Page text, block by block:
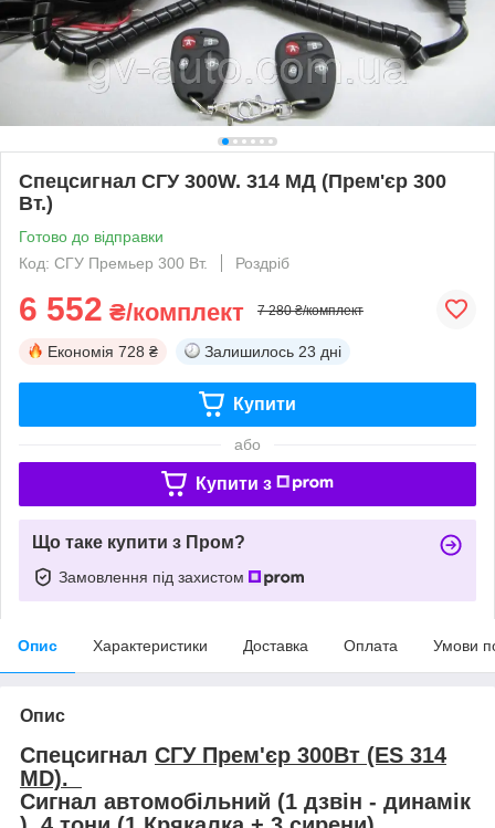
Спецсигнал СГУ 300W. 314 МД (Прем'єр 300
Вт.)
Готово до відправки
Код: СГУ Премьер 300 Вт.
Роздріб
6 552 ₴/комплект 7 280 ₴/комплект
Економія 728 ₴ Залишилось 23 дні
Купити
або
Купити з
Що таке купити з Пром?
Замовлення під захистом
Опис Характеристики Доставка Оплата Умови
Опис
Спецсигнал СГУ Прем'єр 300Вт (ES 314
MD).
Сигнал автомобільний (1 дзвін - динамік